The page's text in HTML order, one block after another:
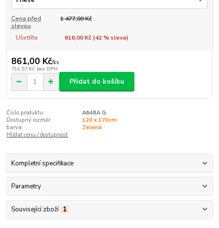
Cena před
slevou
1 477,00 Kč
Ušetříte 616,00 Kč (42% sleva)
861,00 Kč/ks
711,57 Kč bez DPH
Přidat do košíku
Číslo produktu:
A648A G
Dostupný rozměr:
120 x 170cm
barva:
Zelená
Hlídat cenu / dostupnost
Kompletní specifikace
Parametry
Související zboží 1